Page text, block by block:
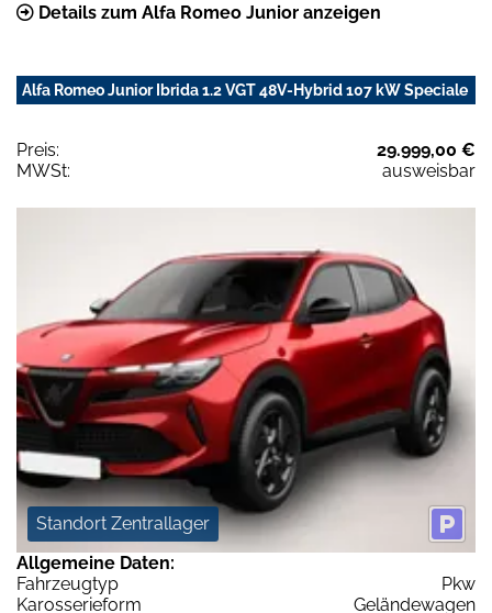
Details zum Alfa Romeo Junior anzeigen
Alfa Romeo Junior Ibrida 1.2 VGT 48V-Hybrid 107 kW Speciale
Preis:
29.999,00 €
MWSt:
ausweisbar
Standort Zentrallager
Allgemeine Daten:
Fahrzeugtyp
Pkw
Karosserieform
Geländewagen